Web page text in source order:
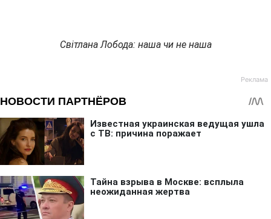
Світлана Лобода: наша чи не наша